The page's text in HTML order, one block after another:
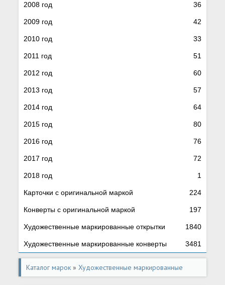
2008 год 36
2009 год 42
2010 год 33
2011 год 51
2012 год 60
2013 год 57
2014 год 64
2015 год 80
2016 год 76
2017 год 72
2018 год 1
Карточки с оригинальной маркой 224
Конверты с оригинальной маркой 197
Художественные маркированные открытки 1840
Художественные маркированные конверты 3481
Каталог марок »Художественные маркированные